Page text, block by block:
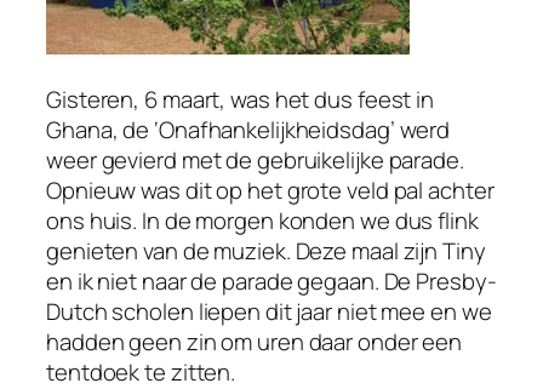
Gisteren, 6 maart, was het dus feest in
Ghana, de ‘Onafhankelijkheidsdag’ werd
weer gevierd met de gebruikelijke parade.
Opnieuw was dit op het grote veld pal achter
ons huis. In de morgen konden we dus flink
genieten van de muziek. Deze maal zijn Tiny
en ik niet naar de parade gegaan. De Presby-
Dutch scholen liepen dit jaar niet mee en we
hadden geen zin om uren daar onder een
tentdoek te zitten.